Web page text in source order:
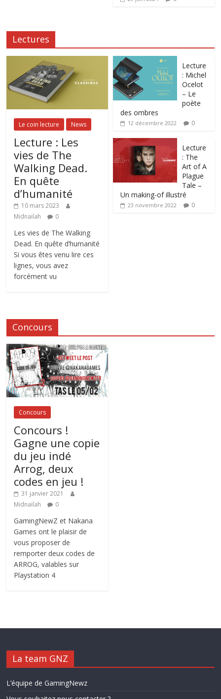
Lectures
Le coin lecture News
Lecture : Les
vies de The
Walking Dead.
En quête
d’humanité
10 mars 2023
Midnailah
0
Les vies de The Walking
Dead. En quête d’humanité
Si vous êtes venu lire ces
lignes, vous avez
forcément vu
Lecture
: Michel
Ocelot
– Le
poète
des ombres
12 décembre 2022 0
Lecture
: The
Art of A
Plague
Tale –
Un making-of illustré
23 novembre 2022 0
Concours
Concours
Concours !
Gagne une copie
du jeu indé
Arrog, deux
codes en jeu !
31 janvier 2021
Midnailah
0
GamingNewZ et Nakana
Games ont le plaisir de
vous proposer de
remporter deux codes de
ARROG, valables sur
Playstation 4
La team GNZ
L’équipe de GamingNewz